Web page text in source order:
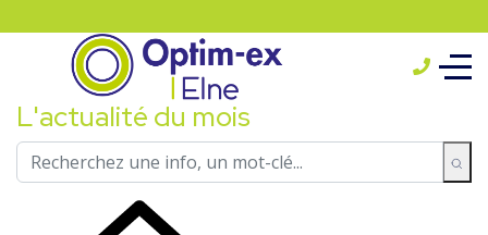
L'actualité du mois